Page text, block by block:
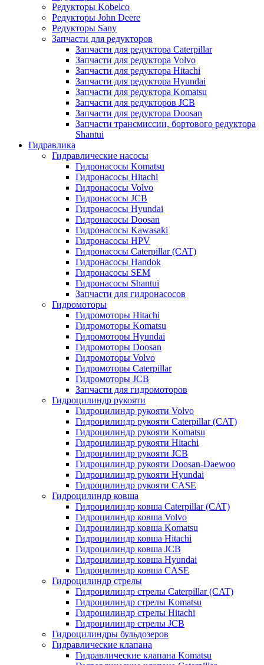
Редукторы Kobelco
Редукторы John Deere
Редукторы Sany
Запчасти для редукторов
Запчасти для редуктора Caterpillar
Запчасти для редуктора Volvo
Запчасти для редуктора Hitachi
Запчасти для редуктора Hyundai
Запчасти для редуктора Komatsu
Запчасти для редукторов JCB
Запчасти для редуктора Doosan
Запчасти трансмиссии, бортового редуктора
Shantui
Гидравлика
Гидравлические насосы
Гидронасосы Komatsu
Гидронасосы Hitachi
Гидронасосы Volvo
Гидронасосы JCB
Гидронасосы Hyundai
Гидронасосы Doosan
Гидронасосы Kawasaki
Гидронасосы HPV
Гидронасосы Caterpillar (CAT)
Гидронасосы Handok
Гидронасосы SEM
Гидронасосы Shantui
Запчасти для гидронасосов
Гидромоторы
Гидромоторы Hitachi
Гидромоторы Komatsu
Гидромоторы Hyundai
Гидромоторы Doosan
Гидромоторы Volvo
Гидромоторы Caterpillar
Гидромоторы JCB
Запчасти для гидромоторов
Гидроцилиндр рукояти
Гидроцилиндр рукояти Volvo
Гидроцилиндр рукояти Caterpillar (CAT)
Гидроцилиндр рукояти Komatsu
Гидроцилиндр рукояти Hitachi
Гидроцилиндр рукояти JCB
Гидроцилиндр рукояти Doosan-Daewoo
Гидроцилиндр рукояти Hyundai
Гидроцилиндр рукояти CASE
Гидроцилиндр ковша
Гидроцилиндр ковша Caterpillar (CAT)
Гидроцилиндр ковша Volvo
Гидроцилиндр ковша Komatsu
Гидроцилиндр ковша Hitachi
Гидроцилиндр ковша JCB
Гидроцилиндр ковша Hyundai
Гидроцилиндр ковша CASE
Гидроцилиндр стрелы
Гидроцилиндр стрелы Caterpillar (CAT)
Гидроцилиндр стрелы Komatsu
Гидроцилиндр стрелы Hitachi
Гидроцилиндр стрелы JCB
Гидроцилиндры бульдозеров
Гидравлические клапана
Гидравлические клапана Komatsu